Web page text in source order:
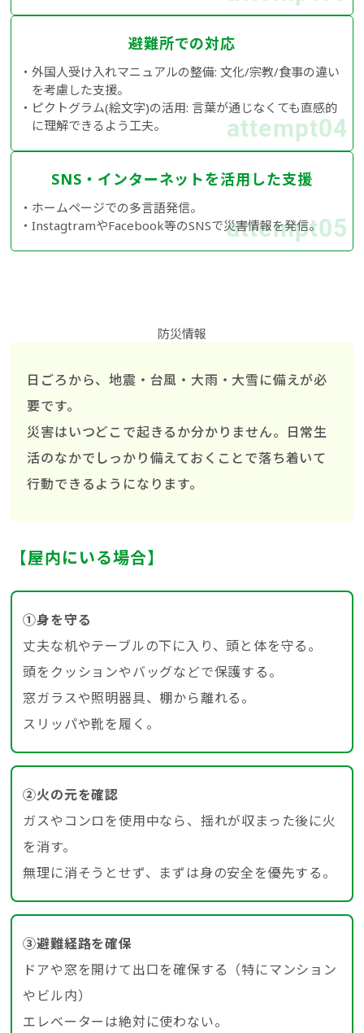
attempt04
避難所での対応
外国人受け入れマニュアルの整備: 文化/宗教/食事の違い
を考慮した支援。
ピクトグラム(絵文字)の活用: 言葉が通じなくても直感的
に理解できるよう工夫。
attempt05
SNS・インターネットを活用した支援
ホームページでの多言語発信。
InstagtramやFacebook等のSNSで災害情報を発信。
防災情報
日ごろから、地震・台風・大雨・大雪に備えが必
要です。
災害はいつどこで起きるか分かりません。日常生
活のなかでしっかり備えておくことで落ち着いて
行動できるようになります。
【屋内にいる場合】
①身を守る
丈夫な机やテーブルの下に入り、頭と体を守る。
頭をクッションやバッグなどで保護する。
窓ガラスや照明器具、棚から離れる。
スリッパや靴を履く。
②火の元を確認
ガスやコンロを使用中なら、揺れが収まった後に火
を消す。
無理に消そうとせず、まずは身の安全を優先する。
③避難経路を確保
ドアや窓を開けて出口を確保する（特にマンション
やビル内）
エレベーターは絶対に使わない。